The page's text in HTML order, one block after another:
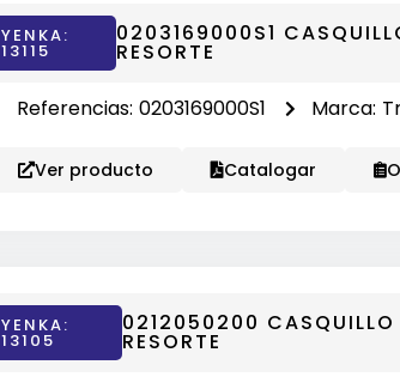
YENKA:
13115
0203169000S1
RESORTE
Referencias: 0203169000S1 Marca:
Ver producto Catalogar
YENKA:
13105
0212050200 CASQUILLO
RESORTE